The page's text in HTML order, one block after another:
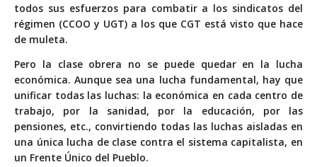
todos sus esfuerzos para combatir a los sindicatos del
régimen (CCOO y UGT) a los que CGT está visto que hace
de muleta.
Pero la clase obrera no se puede quedar en la lucha
económica. Aunque sea una lucha fundamental, hay que
unificar todas las luchas: la económica en cada centro de
trabajo, por la sanidad, por la educación, por las
pensiones, etc., convirtiendo todas las luchas aisladas en
una única lucha de clase contra el sistema capitalista, en
un Frente Único del Pueblo.